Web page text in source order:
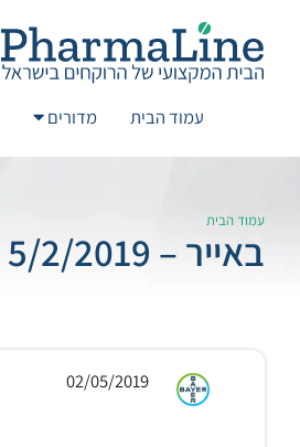
עמוד הבית מדורים
עמוד הבית
באייר – 5/2/2019 Ventavis
02/05/2019